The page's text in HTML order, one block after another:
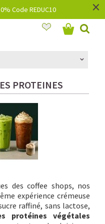
Code REDUC10 ×
PROTEINES
des coffee shops, nos
expérience crémeuse
raffiné, sans lactose,
protéines végétales